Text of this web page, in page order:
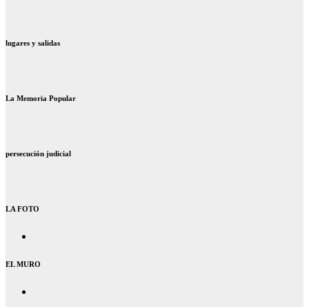
lugares y salidas
La Memoria Popular
persecución judicial
LA FOTO
EL MURO